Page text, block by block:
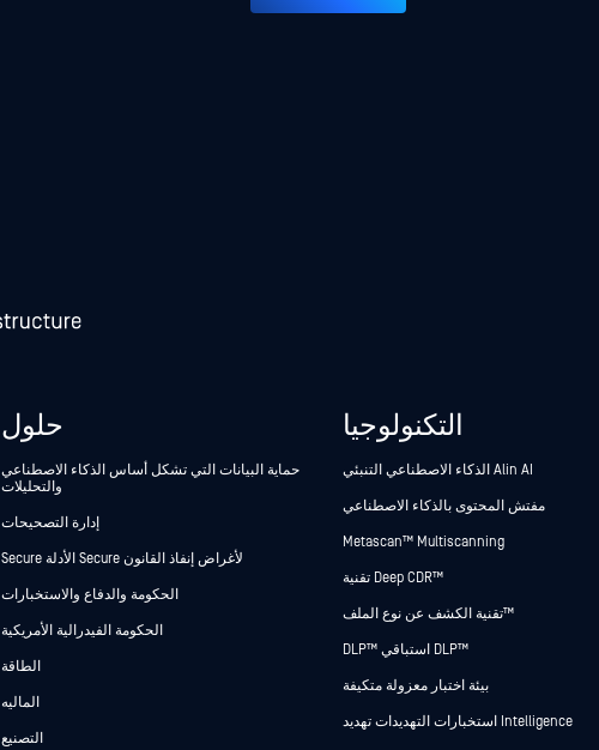
حلول
حماية البيانات التي تشكل أساس الذكاء الاصطناعي
والتحليلات
إدارة التصحيحات
Secure الأدلة Secure لأغراض إنفاذ القانون
الحكومة والدفاع والاستخبارات
الحكومة الفيدرالية الأمريكية
الطاقة
الماليه
التصنيع
التكنولوجيا
الذكاء الاصطناعي التنبئي Alin AI
مفتش المحتوى بالذكاء الاصطناعي
Metascan™ Multiscanning
تقنية Deep CDR™
تقنية الكشف عن نوع الملف™
DLP™ استباقي DLP™
بيئة اختبار معزولة متكيفة
استخبارات التهديدات تهديد Intelligence